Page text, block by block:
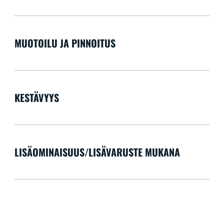
MUOTOILU JA PINNOITUS
KESTÄVYYS
LISÄOMINAISUUS/LISÄVARUSTE MUKANA